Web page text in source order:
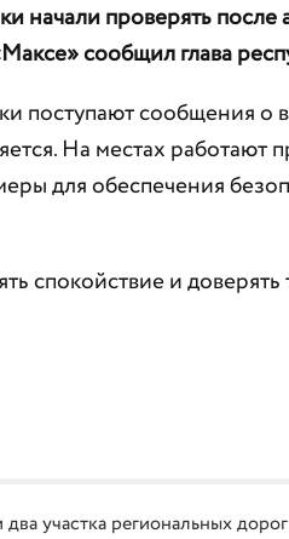
начали проверять
сообщил глава
поступают сообщения о
На местах работают
для обеспечения
спокойствие и
участка региональных дорог